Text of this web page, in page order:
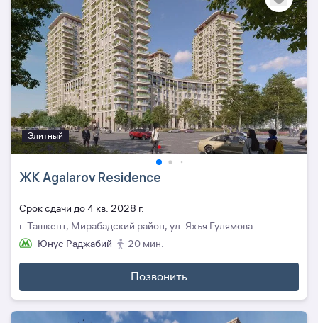
Элитный
ЖК Agalarov Residence
Cрок сдачи до 4 кв. 2028 г.
г. Ташкент, Мирабадский район, ул. Яхъя Гулямова
Юнус Раджабий
20 мин.
Позвонить